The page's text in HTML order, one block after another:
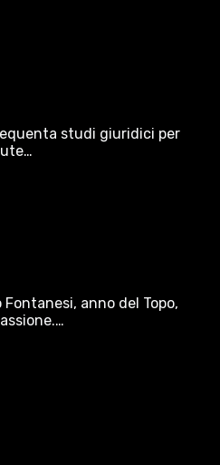
studi giuridici per
Fontanesi, anno del Topo,